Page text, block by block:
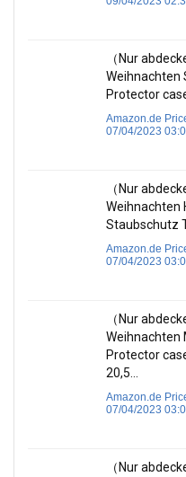
（Nur
Weihnachten
Protector
Amazon.de
07/04/2023
（Nur
Weihnachten
Staubschutz
Amazon.de
07/04/2023
（Nur
Weihnachten
Protector
20,5…
Amazon.de
07/04/2023
（Nur